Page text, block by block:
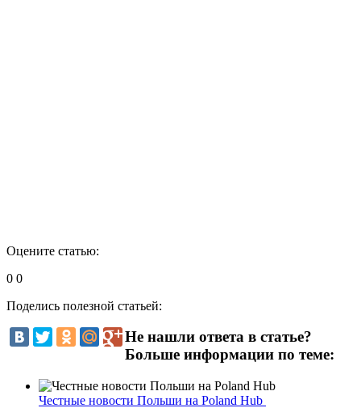
Оцените статью:
0 0
Поделись полезной статьей:
Не нашли ответа в статье?
Больше информации по теме:
Честные новости Польши на Poland Hub